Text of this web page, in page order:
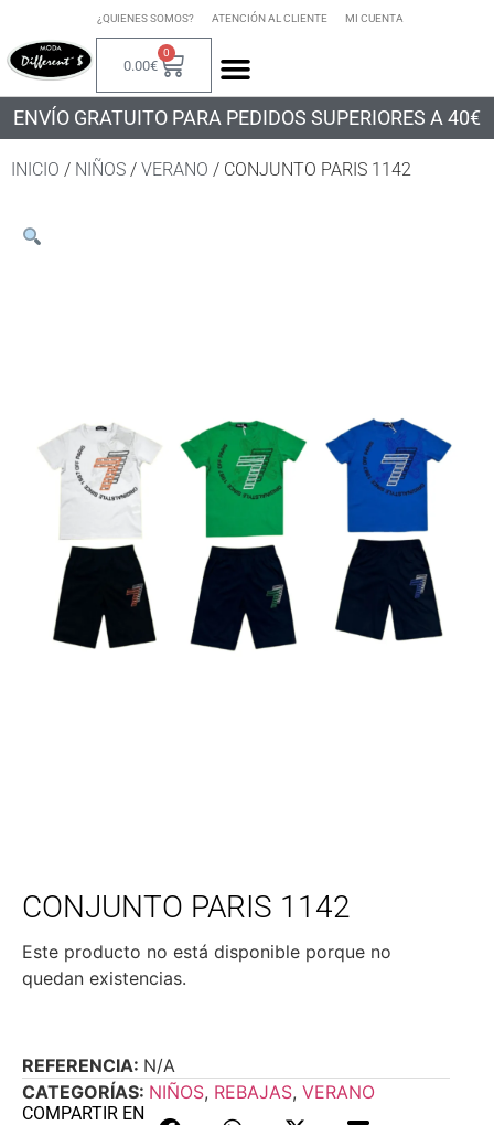
¿QUIENES SOMOS? ATENCIÓN AL CLIENTE MI CUENTA
0.00€
0
ENVÍO GRATUITO PARA PEDIDOS SUPERIORES A 40€
INICIO / NIÑOS / VERANO / CONJUNTO PARIS 1142
CONJUNTO PARIS 1142
Este producto no está disponible porque no
quedan existencias.
REFERENCIA: N/A
CATEGORÍAS: NIÑOS, REBAJAS, VERANO
COMPARTIR EN